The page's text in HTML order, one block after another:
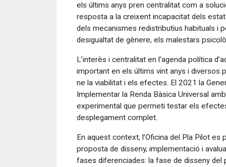
els últims anys pren centralitat com a
resposta a la creixent incapacitat dels
dels mecanismes redistributius habituals i
desigualtat de gènere, els malestars
L’interès i centralitat en l’agenda política
important en els últims vint anys i
ne la viabilitat i els efectes. El 2021 la
Implementar la Renda Bàsica Universal
experimental que permeti testar els
desplegament complet.
En aquest context, l’Oficina del Pla Pilot
proposta de disseny, implementació i
fases diferenciades: la fase de disseny del